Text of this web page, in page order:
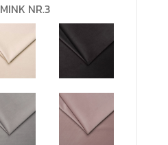
MINK NR.3